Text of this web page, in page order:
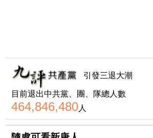
引發三退大潮
目前退出中共黨、團、隊總人數
464,846,480人